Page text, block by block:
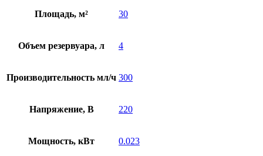
Площадь, м² 30
Объем резервуара, л 4
Производительность мл/ч 300
Напряжение, В 220
Мощность, кВт 0.023